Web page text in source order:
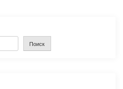
и
Поиск